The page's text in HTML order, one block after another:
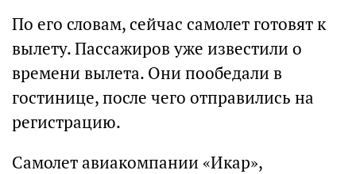
По его словам, сейчас самолет готовят к
вылету. Пассажиров уже известили о
времени вылета. Они пообедали в
гостинице, после чего отправились на
регистрацию.
Самолет авиакомпании «Икар»,